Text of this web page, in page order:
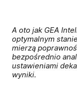
A oto jak GEA
optymalnym
mierzą
bezpośrednio
ustawieniami
wyniki.